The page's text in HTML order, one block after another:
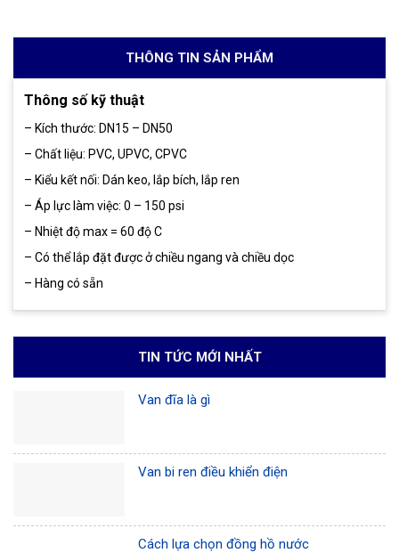
THÔNG TIN SẢN PHẨM
Thông số kỹ thuật
– Kích thước: DN15 – DN50
– Chất liệu: PVC, UPVC, CPVC
– Kiểu kết nối: Dán keo, lắp bích, lắp ren
– Áp lực làm việc: 0 – 150 psi
– Nhiệt độ max = 60 độ C
– Có thể lắp đặt được ở chiều ngang và chiều dọc
– Hàng có sẵn
TIN TỨC MỚI NHẤT
Van đĩa là gì
Van bi ren điều khiển điện
Cách lựa chọn đồng hồ nước